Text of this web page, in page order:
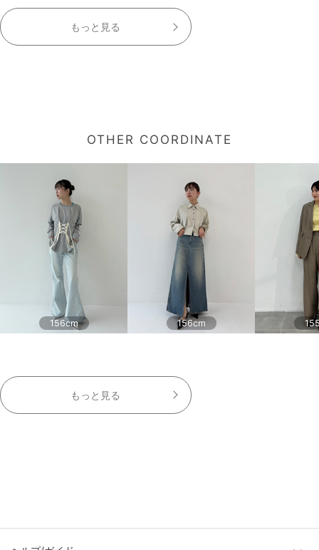
もっと見る
OTHER COORDINATE
156cm 156cm
もっと見る